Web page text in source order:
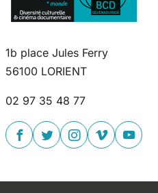
1b place Jules Ferry
56100 LORIENT
02 97 35 48 77